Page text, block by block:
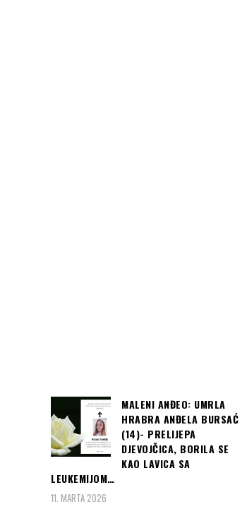
MALENI ANĐEO: UMRLA
HRABRA ANĐELA BURSAĆ
(14)- PRELIJEPA
DJEVOJČICA, BORILA SE
KAO LAVICA SA
LEUKEMIJOM…
11. MARTA 2026